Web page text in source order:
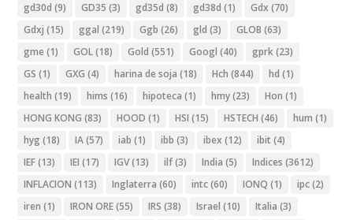
gd30d (9) GD35 (3) gd35d (8) gd38d (1) Gdx (70)
Gdxj (15) ggal (219) Ggb (26) gld (3) GLOB (63)
gme (1) GOL(18) Gold (551) Googl (40) gprk(23)
GS (1) GXG (4) harina de soja (18) Hch (844) hd (1)
health (19) hims (16) hipoteca (1) hmy(23) Hon (1)
HONG KONG (83) HOOD (1) HSI (15) HSTECH (46) hum (1)
hyg (18) IA(57) iab (1) ibb (3) ibex (12) ibit (4)
IEF(13) IEI (17) IGV(13) ilf(3) India (5) Indices (3612)
INFLACION (113) Inglaterra (60) intc(60) IONQ (1) ipc(2)
iren (1) IRON ORE(55) IRS (38) Israel (10) Italia (3)